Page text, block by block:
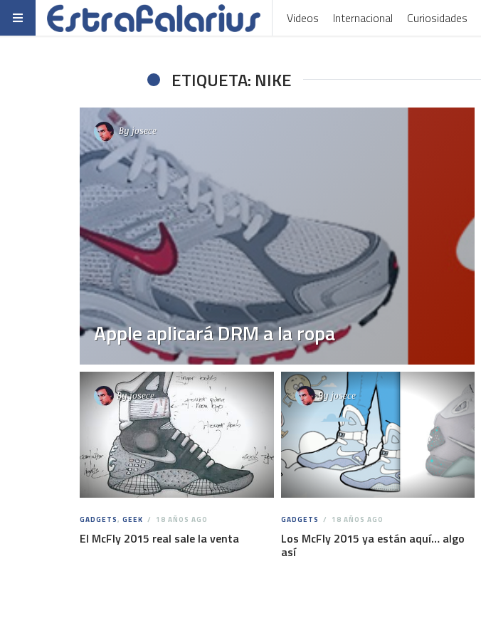
Videos Internacional Curiosidades
ETIQUETA: NIKE
Byjosece
Apple aplicará DRM a la ropa
Byjosece
GADGETS, GEEK 18 AÑOS AGO
El McFly 2015 real sale la venta
By josece
GADGETS 18 AÑOS AGO
Los McFly 2015 ya están aquí… algo
así